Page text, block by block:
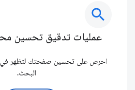
search
عمليات تدقيق تحسين
احرص على تحسين صفحتك لتظهر في
البحث.